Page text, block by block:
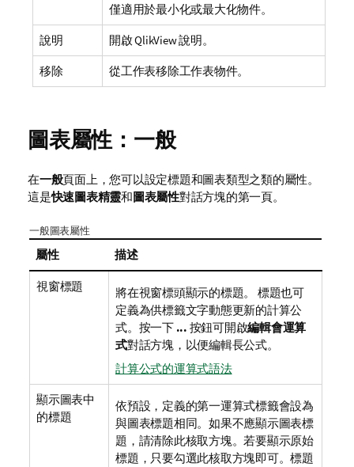
僅適用於最小化或最大化物件。
說明 開啟 QlikView 說明。
移除 從工作表移除工作表物件。
圖表屬性：一般
在一般頁面上，您可以設定標題和圖表類型之類的屬性。
這是快速圖表精靈和圖表屬性對話方塊的第一頁。
一般圖表屬性
屬性 描述
視窗標題
將在視窗標頭顯示的標題。 標題也可
定義為供標籤文字動態更新的計算公
式。按一下 ... 按鈕可開啟編輯會運算
式對話方塊，以便編輯長公式。
計算公式的運算式語法
顯示圖表中
的標題
依預設，定義的第一運算式標籤會設為
與圖表標題相同。如果不應顯示圖表標
題，請清除此核取方塊。若要顯示原始
標題，只要勾選此核取方塊即可。標題